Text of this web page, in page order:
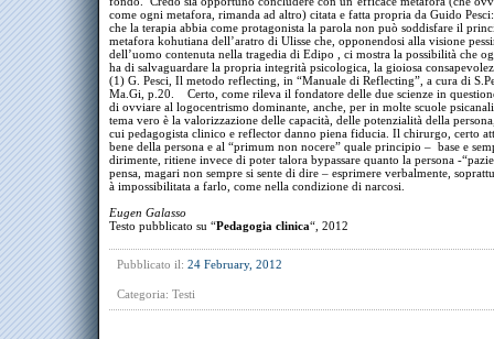
come ogni metafora, rimanda ad altro) citata e fatta propria da Guido
che la terapia abbia come protagonista la parola non può soddisfare il
metafora kohutiana dell’aratro di Ulisse che, opponendosi alla visione
dell’uomo contenuta nella tragedia di Edipo , ci mostra la possibilità che
ha di salvaguardare la propria integrità psicologica, la gioiosa
(1) G. Pesci, Il metodo reflecting, in “Manuale di Reflecting”, a cura di
Ma.Gi, p.20. Certo, come rileva il fondatore delle due scienze in
di ovviare al logocentrismo dominante, anche, per in molte scuole
tema vero è la valorizzazione delle capacità, delle potenzialità della
cui pedagogista clinico e reflector danno piena fiducia. Il chirurgo, certo
bene della persona e al “primum non nocere” quale principio – base e
dirimente, ritiene invece di poter talora bypassare quanto la persona -
pensa, magari non sempre si sente di dire – esprimere verbalmente,
à impossibilitata a farlo, come nella condizione di narcosi.
Eugen Galasso
Testo pubblicato su “Pedagogia clinica“, 2012
Pubblicato il: 24 February, 2012
Categoria: Testi